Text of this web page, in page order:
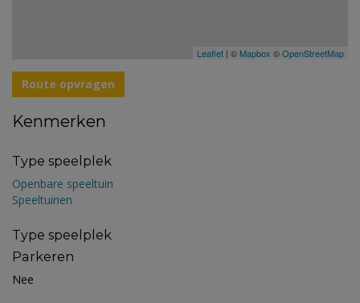
Leaflet | © Mapbox ©OpenStreetMap
Route opvragen
Kenmerken
Type speelplek
Openbare speeltuin
Speeltuinen
Type speelplek
Parkeren
Nee